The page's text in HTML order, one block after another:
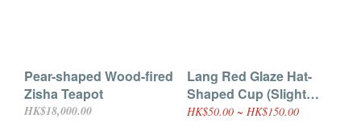
Pear-shaped Wood-fired
Zisha Teapot
HK$18,000.00
Lang Red Glaze Hat-
Shaped Cup (Slight
Flaw) 50ml
HK$50.00 ~ HK$150.00